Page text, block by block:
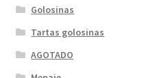
Golosinas
Tartas golosinas
AGOTADO